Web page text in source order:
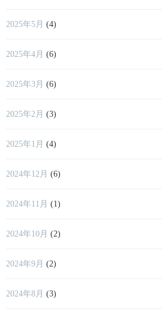
2025年5月 (4)
2025年4月 (6)
2025年3月 (6)
2025年2月 (3)
2025年1月 (4)
2024年12月 (6)
2024年11月 (1)
2024年10月 (2)
2024年9月 (2)
2024年8月 (3)